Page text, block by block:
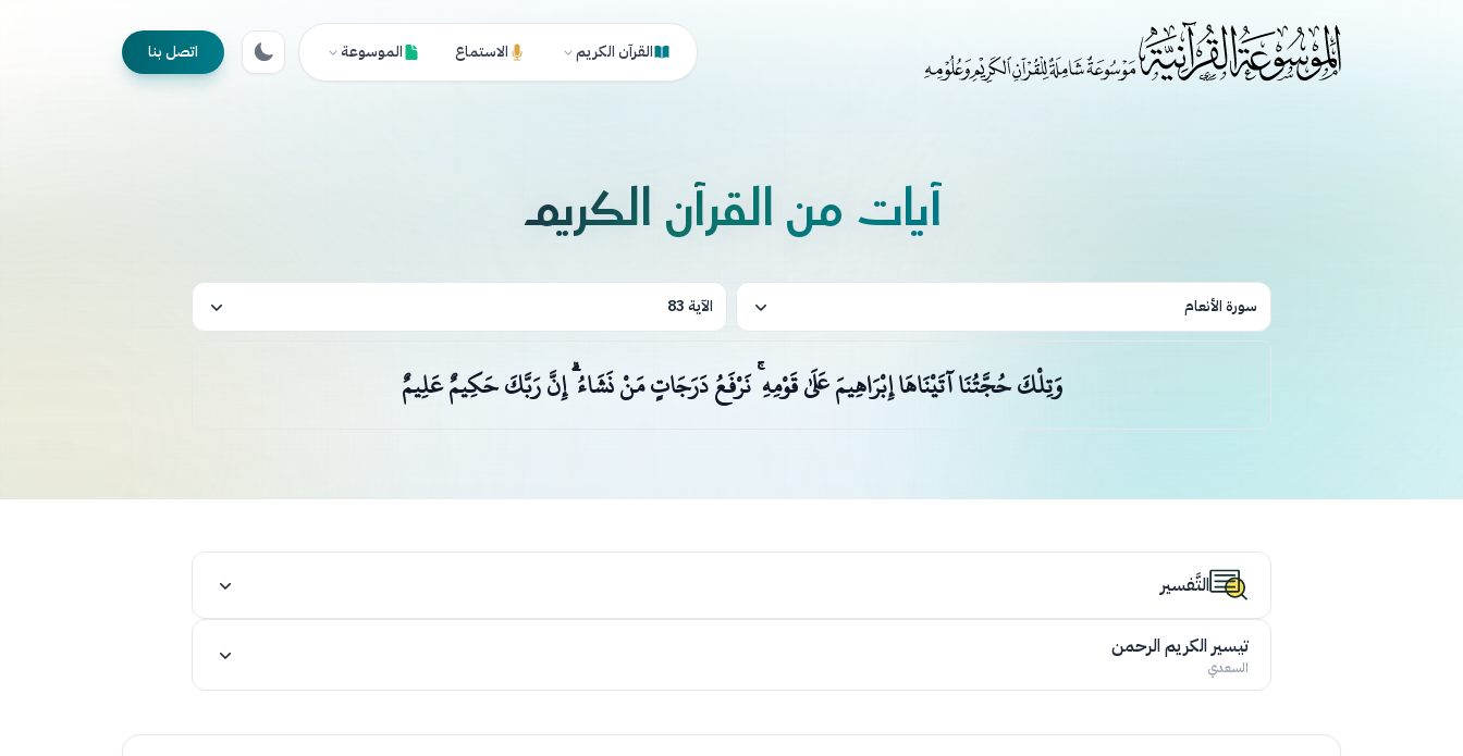
القرآن الكريم الاستماع الموسوعة اتصل بنا
آيات من القرآن الكريم
سورة الأنعام الآية 83
وَتِلْكَ حُجَّتُنَا آتَيْنَاهَا إِبْرَاهِيمَ عَلَىٰ قَوْمِهِ ۚ نَرْفَعُ دَرَجَاتٍ مَنْ نَشَاءُ ۗ إِنَّ رَبَّكَ حَكِيمٌ عَلِيمٌ
التَّفسير
تيسير الكريم الرحمن
السعدي